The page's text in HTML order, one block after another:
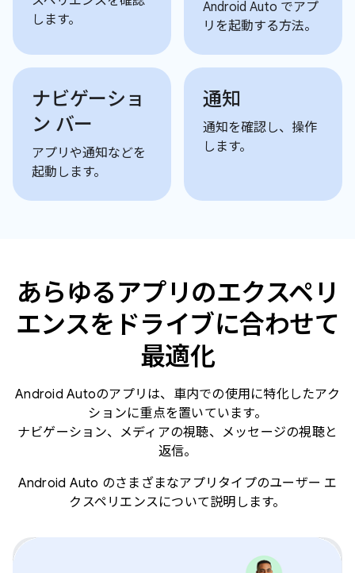
します。
Android Auto でアプ
リを起動する方法。
ナビゲーショ
ン バー
アプリや通知などを
起動します。
通知
通知を確認し、操作
します。
あらゆるアプリのエクスペリ
エンスをドライブに合わせて
最適化
Android Autoのアプリは、車内での使用に特化したアク
ションに重点を置いています。
ナビゲーション、メディアの視聴、メッセージの視聴と
返信。
Android Auto のさまざまなアプリタイプのユーザー エ
クスペリエンスについて説明します。